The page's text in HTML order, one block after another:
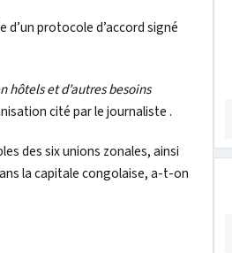
protocole d’accord signé
hôtels et d’autres besoins
cité par le journaliste .
des six unions zonales, ainsi
la capitale congolaise, a-t-on